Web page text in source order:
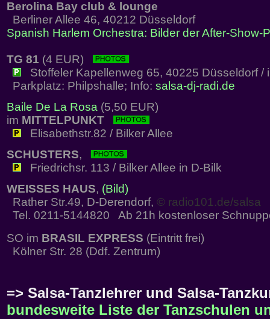
Berolina Bay club & lounge
Berliner Allee 46, 40212 Düsseldorf
Spanish Harlem Orchestra: Bilder der After-Show-
TG 81 (4 EUR)
Stoffeler Kapellenweg 65, 40225 Düsseldorf /
Parkplatz: Philpshalle; Info: salsa-dj-radi.de
Baile De La Rosa (5,50 EUR)
im MITTELPUNKT
Elisabethstr.82 / Bilker Allee
SCHUSTERS,
Friedrichsr. 113 / Bilker Allee in D-Bilk
WEISSES HAUS, (Bild)
Rather Str.49, D-Derendorf, © radio101.de/salsa
Tel. 0211-5144820 Ab 21h kostenloser
SO im BRASIL EXPRESS (Eintritt frei)
Kölner Str. 28 (Ddf. Zentrum)
=> Salsa-Tanzlehrer und Salsa-
bundesweite Liste der Tanzschulen